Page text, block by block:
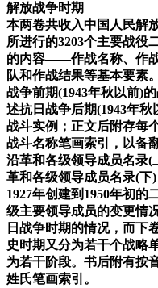
解放战争时期
本两卷共收入中国人民解
所进行的3203个主要战役
的内容——作战名称、作
队和作战结果等基本要素
战争前期(1943年秋以前)
述抗日战争后期(1943年秋
战斗实例；正文后附存每
战斗名称笔画索引，以备
沿革和各级领导成员名录(
革和各级领导成员名录(下
1927年创建到1950年初的
级主要领导成员的变更情
日战争时期的情况，而下
史时期又分为若干个战略
为若干阶段。书后附有按
姓氏笔画索引。